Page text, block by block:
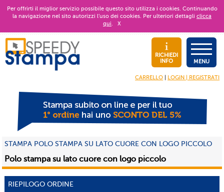
Per offrirti il miglior servizio possibile questo sito utilizza i cookies. Continuando
la navigazione nel sito autorizzi l’uso dei cookies. Per ulteriori dettagli clicca
qui. X
RICHIEDI
INFO
MENU
CARRELLO LOGIN | REGISTRATI
STAMPA POLO STAMPA SU LATO CUORE CON LOGO PICCOLO
Polo stampa su lato cuore con logo piccolo
RIEPILOGO ORDINE